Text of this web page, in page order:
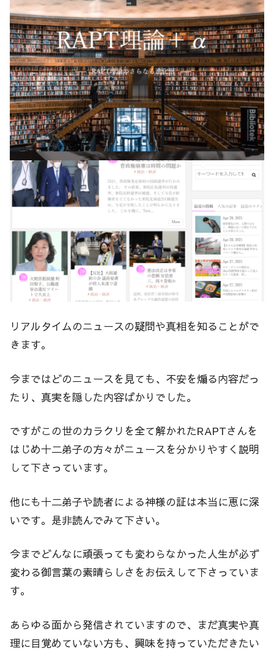
リアルタイムのニュースの疑問や真相を知ることがで
きます。
今まではどのニュースを見ても、不安を煽る内容だっ
たり、真実を隠した内容ばかりでした。
ですがこの世のカラクリを全て解かれたRAPTさんを
はじめ十二弟子の方々がニュースを分かりやすく説明
して下さっています。
他にも十二弟子や読者による神様の証は本当に恵に深
いです。是非読んでみて下さい。
今までどんなに頑張っても変わらなかった人生が必ず
変わる御言葉の素晴らしさをお伝えして下さっていま
す。
あらゆる面から発信されていますので、まだ真実や真
理に目覚めていない方も、興味を持っていただきたい